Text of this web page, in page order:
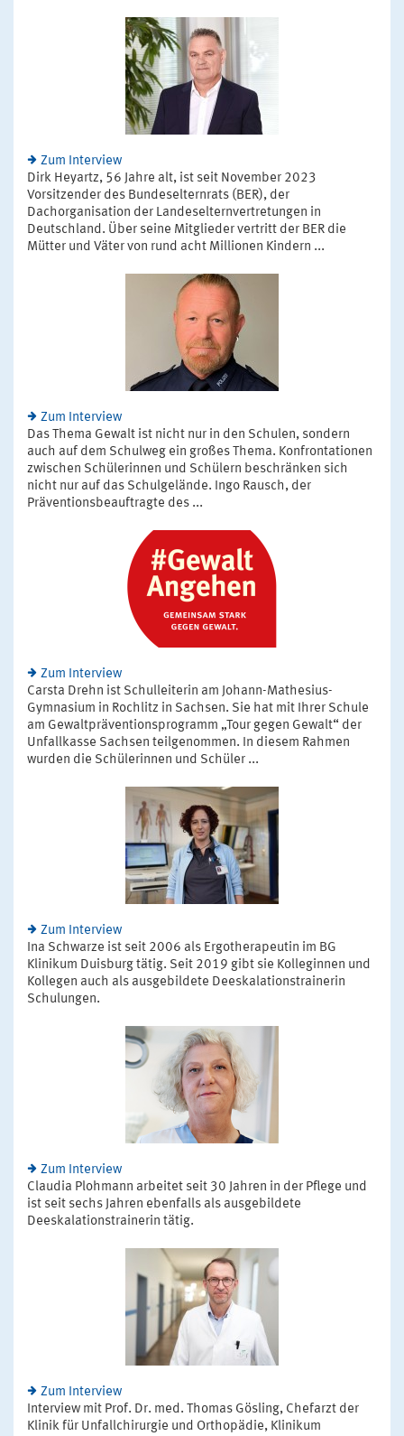
Zum Interview
Dirk Heyartz, 56 Jahre alt, ist seit November 2023
Vorsitzender des Bundeselternrats (BER), der
Dachorganisation der Landeselternvertretungen in
Deutschland. Über seine Mitglieder vertritt der BER die
Mütter und Väter von rund acht Millionen Kindern ...
Zum Interview
Das Thema Gewalt ist nicht nur in den Schulen, sondern
auch auf dem Schulweg ein großes Thema. Konfrontationen
zwischen Schülerinnen und Schülern beschränken sich
nicht nur auf das Schulgelände. Ingo Rausch, der
Präventionsbeauftragte des ...
Zum Interview
Carsta Drehn ist Schulleiterin am Johann-Mathesius-
Gymnasium in Rochlitz in Sachsen. Sie hat mit Ihrer Schule
am Gewaltpräventionsprogramm „Tour gegen Gewalt“ der
Unfallkasse Sachsen teilgenommen. In diesem Rahmen
wurden die Schülerinnen und Schüler ...
Zum Interview
Ina Schwarze ist seit 2006 als Ergotherapeutin im BG
Klinikum Duisburg tätig. Seit 2019 gibt sie Kolleginnen und
Kollegen auch als ausgebildete Deeskalationstrainerin
Schulungen.
Zum Interview
Claudia Plohmann arbeitet seit 30 Jahren in der Pflege und
ist seit sechs Jahren ebenfalls als ausgebildete
Deeskalationstrainerin tätig.
Zum Interview
Interview mit Prof. Dr. med. Thomas Gösling, Chefarzt der
Klinik für Unfallchirurgie und Orthopädie, Klinikum